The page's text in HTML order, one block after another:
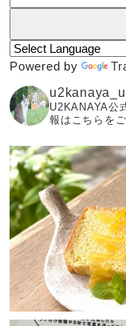
Powered by
U2KANAYA公
報はこちらを